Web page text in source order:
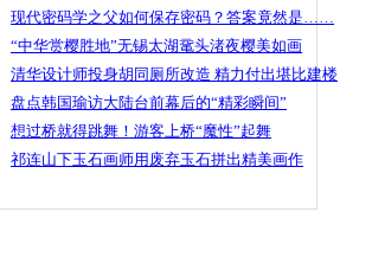
现代密码学之父如何保存密码？答案竟然是……
“中华赏樱胜地”无锡太湖鼋头渚夜樱美如画
清华设计师投身胡同厕所改造 精力付出堪比建楼
盘点韩国瑜访大陆台前幕后的“精彩瞬间”
想过桥就得跳舞！游客上桥“魔性”起舞
祁连山下玉石画师用废弃玉石拼出精美画作